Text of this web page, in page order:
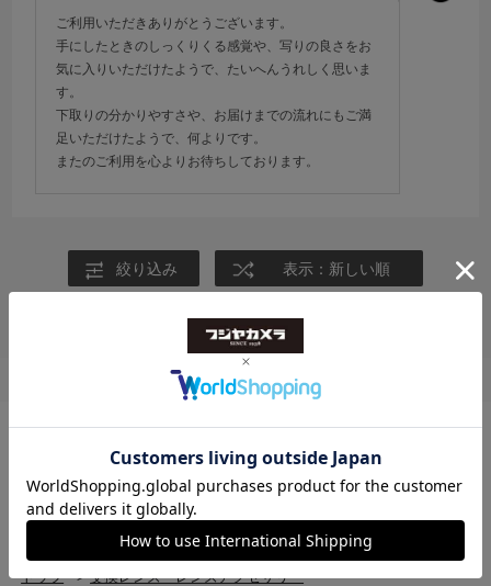
新しいレンズが届くまでがスピーディで、何より分かりやすかったで
す。
こうやってどんどん新しいの欲しくなってしまうのですね...
ご利用いただきありがとうございます。
手にしたときのしっくりくる感覚や、写りの良さをお
気に入りいただけたようで、たいへんうれしく思いま
す。
下取りの分かりやすさや、お届けまでの流れにもご満
足いただけたようで、何よりです。
またのご利用を心よりお待ちしております。
絞り込み 表示：新しい順
20mm F2 DG DN | Contemporary ソニーEマウント
トップ
>交換レンズ・レンズアクセサリー
>ミラーレス用レンズ
20mm F2 DG DN | Contemporary ソニーEマウント
トップ
>交換レンズ・レンズアクセサリー